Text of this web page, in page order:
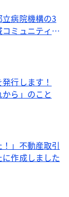
病院機構の3
ミュニティの
行します！
ら」のこと
！」不動産取引
作成しました